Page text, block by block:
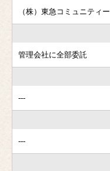
（株）東急コミュニティー
管理会社に全部委託
---
---